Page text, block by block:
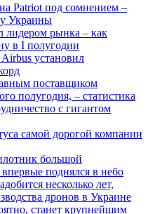
Patriot под сомнением –
Украины
лидером рынка – как
в I полугодии
установил
поставщиком
полугодия, – статистика
с гигантом
самой дорогой компании
большой
поднялся в небо
несколько лет,
дронов в Украине
станет крупнейшим